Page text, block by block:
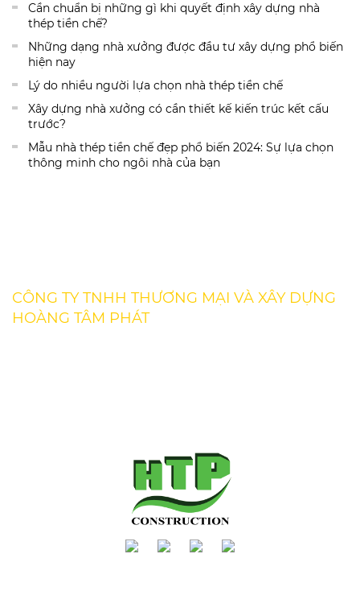
Cần chuẩn bị những gì khi quyết định xây dựng nhà
thép tiền chế?
Những dạng nhà xưởng được đầu tư xây dựng phổ biến
hiện nay
Lý do nhiều người lựa chọn nhà thép tiền chế
Xây dựng nhà xưởng có cần thiết kế kiến trúc kết cấu
trước?
Mẫu nhà thép tiền chế đẹp phổ biến 2024: Sự lựa chọn
thông minh cho ngôi nhà của bạn
CÔNG TY TNHH THƯƠNG MẠI VÀ XÂY DỰNG
HOÀNG TÂM PHÁT